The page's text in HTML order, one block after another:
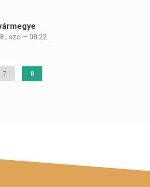
szo – 08:22
Page
7
Jelenlegi
8